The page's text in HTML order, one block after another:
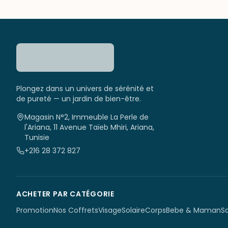
Plongez dans un univers de sérénité et
de pureté — un jardin de bien-être.
Magasin N°2, Immeuble La Perle de
l'Ariana, 11 Avenue Taïeb Mhiri, Ariana,
Tunisie
+216 28 372 827
ACHETER PAR CATÉGORIE
PromotionNos CoffretsVisageSolaireCorpsBebe & Maman